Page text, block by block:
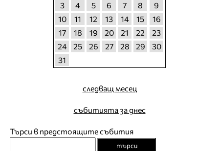
3
4 5 6 7 8
9
10
11 12 13 14 15
16
17
18 19 20 21 22
23
24
25 26 27 28 29
30
31
следващ месец
събитията за днес
Търси в предстоящите събития
търси